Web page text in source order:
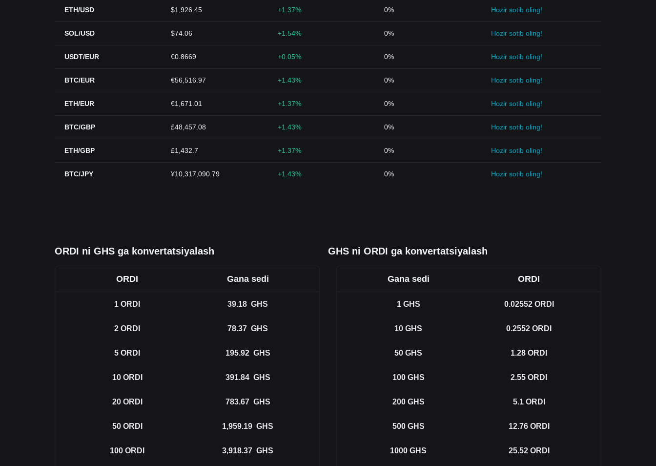
ETH/USD $1,926.45 +1.37% 0% Hozir sotib oling!
SOL/USD $74.06 +1.54% 0% Hozir sotib oling!
USDT/EUR €0.8669 +0.05% 0% Hozir sotib oling!
BTC/EUR €56,516.97 +1.43% 0% Hozir sotib oling!
ETH/EUR €1,671.01 +1.37% 0% Hozir sotib oling!
BTC/GBP £48,457.08 +1.43% 0% Hozir sotib oling!
ETH/GBP £1,432.7 +1.37% 0% Hozir sotib oling!
BTC/JPY ¥10,317,090.79 +1.43% 0% Hozir sotib oling!
ORDI ni GHS ga konvertatsiyalash GHS ni ORDI ga konvertatsiyalash
ORDI Gana sedi
1 ORDI 39.18 GHS
2 ORDI 78.37 GHS
5 ORDI 195.92 GHS
10 ORDI 391.84 GHS
20 ORDI 783.67 GHS
50 ORDI 1,959.19 GHS
100 ORDI 3,918.37 GHS
Gana sedi ORDI
1 GHS 0.02552 ORDI
10 GHS 0.2552 ORDI
50 GHS 1.28 ORDI
100 GHS 2.55 ORDI
200 GHS 5.1 ORDI
500 GHS 12.76 ORDI
1000 GHS 25.52 ORDI